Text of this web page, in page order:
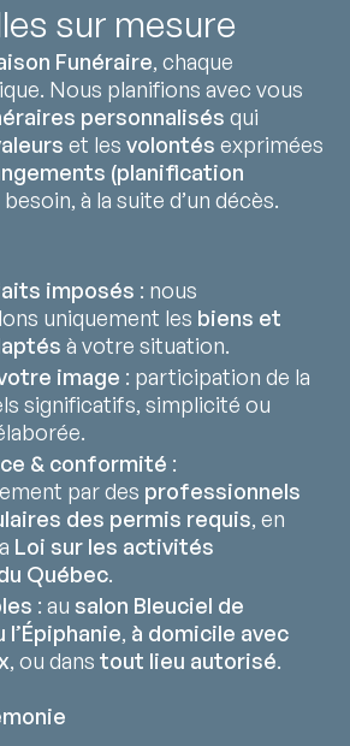
sur mesure
Funéraire, chaque
Nous planifions avec vous
personnalisés qui
et les volontés exprimées
(planification
à la suite d’un décès.
imposés : nous
uniquement les biens et
à votre situation.
image : participation de la
significatifs, simplicité ou
& conformité :
par des professionnels
des permis requis, en
Loi sur les activités
Québec.
: au salon Bleuciel de
, à domicile avec
, ou dans tout lieu autorisé.